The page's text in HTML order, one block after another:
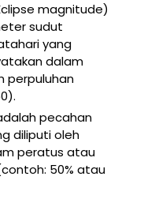
magnitude)
sudut
yang
dalam
perpuluhan
pecahan
diliputi oleh
peratus atau
50% atau